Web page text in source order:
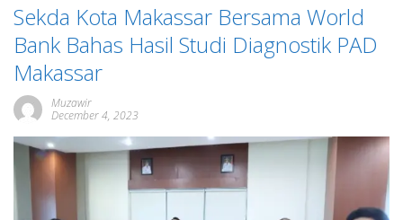
Sekda Kota Makassar Bersama World
Bank Bahas Hasil Studi Diagnostik PAD
Makassar
Muzawir
December 4, 2023